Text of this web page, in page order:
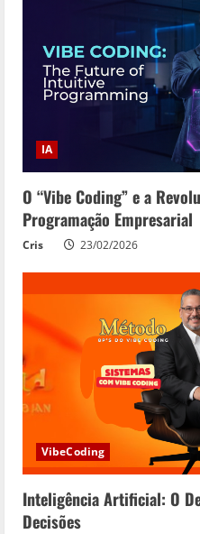
IA
O “Vibe Coding” e a
Programação Empresarial
Cris 23/02/2026
VibeCoding
Inteligência Artificial: O
Decisões